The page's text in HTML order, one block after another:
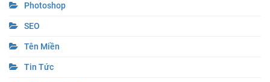
Photoshop
SEO
Tên Miền
Tin Tức